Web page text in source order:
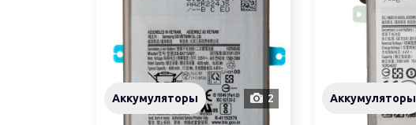
Аккумуляторы 2 Аккумуляторы